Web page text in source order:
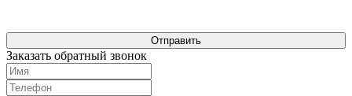
Отправить
Заказать обратный звонок